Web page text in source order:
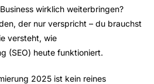
wirklich weiterbringen?
der nur verspricht – du brauchst
versteht, wie
(SEO) heute funktioniert.
2025 ist kein reines